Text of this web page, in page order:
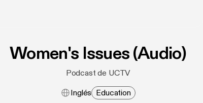
Women's Issues (Audio)
Podcast de UCTV
Inglés Education